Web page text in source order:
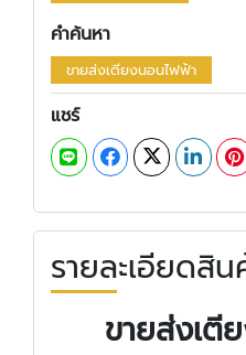
คำค้นหา
ขายส่งเตียงนอนไฟฟ้า
แชร์
รายละเอียดสิน
ขายส่งเตี